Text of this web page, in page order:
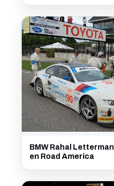
BMW Rahal
en Road America